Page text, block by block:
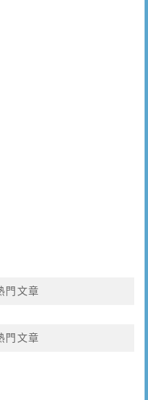
門文章
門文章